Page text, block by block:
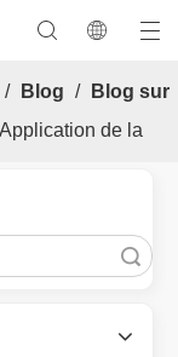
/ Blog /
Blog sur
Application de la